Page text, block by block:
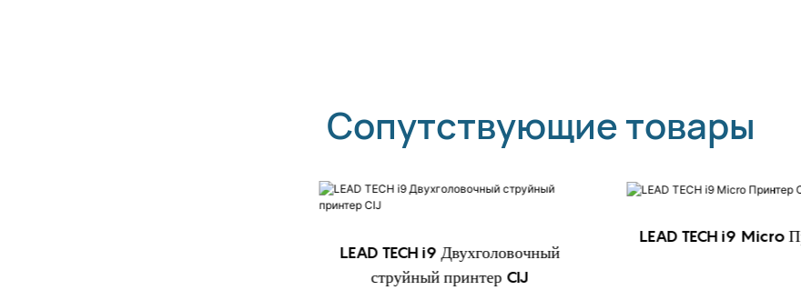
Сопутствующие товары
LEAD TECH i9 Двухголовочный
струйный принтер CIJ
LEAD TECH i9 Micro